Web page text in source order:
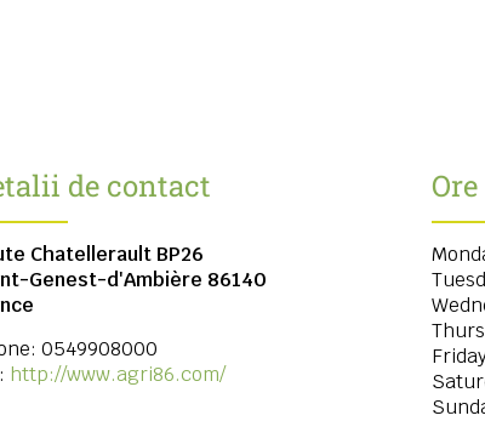
de contact
Chatellerault BP26
Genest-d'Ambière 86140
0549908000
http://www.agri86.com/